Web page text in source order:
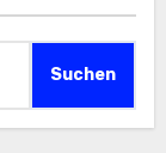
Suchen